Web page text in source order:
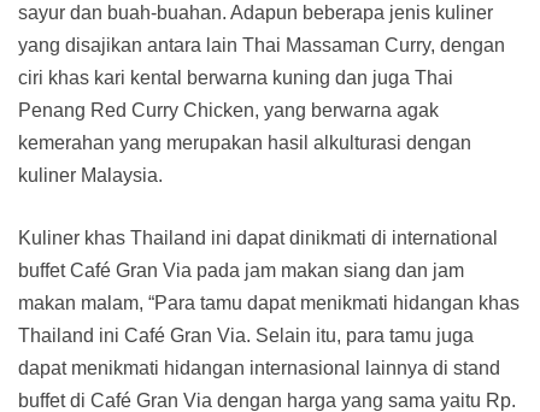
sayur dan buah-buahan. Adapun beberapa jenis kuliner
yang disajikan antara lain Thai Massaman Curry, dengan
ciri khas kari kental berwarna kuning dan juga Thai
Penang Red Curry Chicken, yang berwarna agak
kemerahan yang merupakan hasil alkulturasi dengan
kuliner Malaysia.
Kuliner khas Thailand ini dapat dinikmati di international
buffet Café Gran Via pada jam makan siang dan jam
makan malam, “Para tamu dapat menikmati hidangan khas
Thailand ini Café Gran Via. Selain itu, para tamu juga
dapat menikmati hidangan internasional lainnya di stand
buffet di Café Gran Via dengan harga yang sama yaitu Rp.